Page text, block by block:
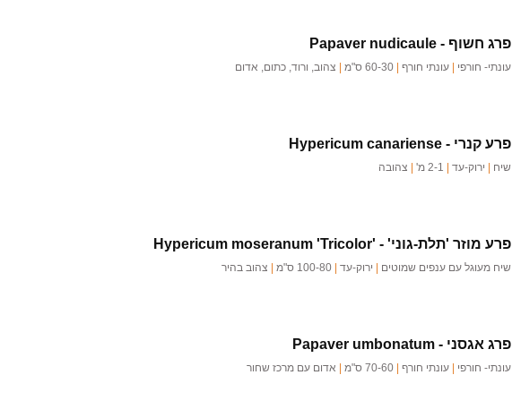
פרג חשוף -Papaver nudicaule
עונתי- חורפי עונתי חורף 60-30 ס"מ צהוב, ורוד, כתום, אדום
פרע קנרי -Hypericum canariense
שיח ירוק-עד צהובה
פרע מוזר 'תלת-גוני' - Hypericum moseranum 'Tricolor'
שיח מעוגל עם ענפים שמוטים ירוק-עד 100-80 ס"מ צהוב בהיר
פרג אגסני -Papaver umbonatum
עונתי- חורפי עונתי חורף 70-60 ס"מ אדום עם מרכז שחור